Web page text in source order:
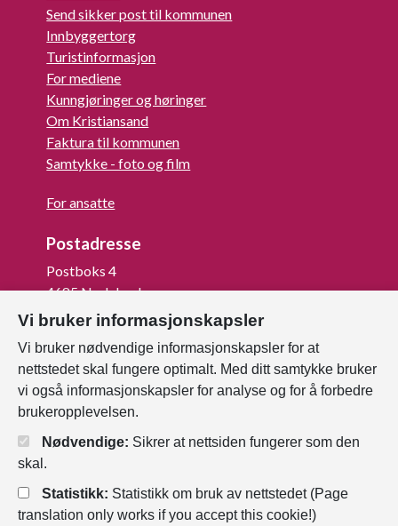
Send sikker post til kommunen
Innbyggertorg
Turistinformasjon
For mediene
Kunngjøringer og høringer
Om Kristiansand
Faktura til kommunen
Samtykke - foto og film
For ansatte
Postadresse
Postboks 4
4685 Nodeland
Org.nr: 820 852 982
Last ned vår innbygger -app
Vi bruker informasjonskapsler
Vi bruker nødvendige informasjonskapsler for at
nettstedet skal fungere optimalt. Med ditt samtykke bruker
vi også informasjonskapsler for analyse og for å forbedre
brukeropplevelsen.
Nødvendige: Sikrer at nettsiden fungerer som den
skal.
Statistikk: Statistikk om bruk av nettstedet (Page
translation only works if you accept this cookie!)